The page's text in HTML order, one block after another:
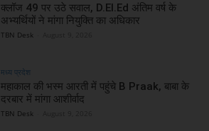
क्लॉज 49 पर उठे सवाल, D.El.Ed अंतिम वर्ष के
अभ्यर्थियों ने मांगा नियुक्ति का अधिकार
TBN Desk
मध्य प्रदेश
महाकाल की भस्म आरती में पहुंचे B Praak, बाबा के
दरबार में मांगा आशीर्वाद
TBN Desk